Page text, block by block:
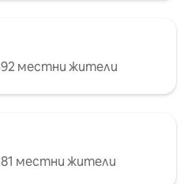
местни жители
местни жители